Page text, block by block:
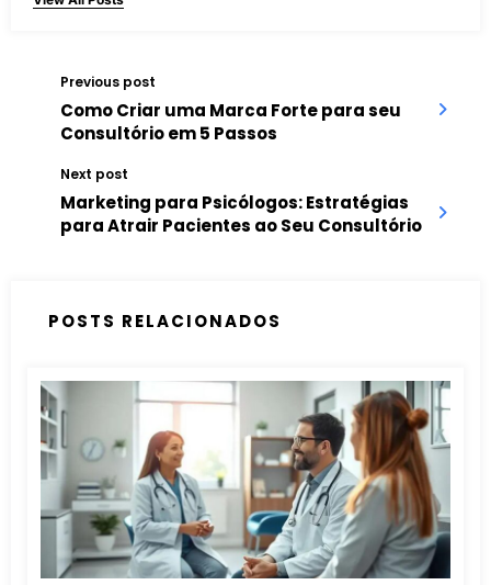
Previous post
Como Criar uma Marca Forte para seu
Consultório em 5 Passos
Next post
Marketing para Psicólogos: Estratégias
para Atrair Pacientes ao Seu Consultório
POSTS RELACIONADOS